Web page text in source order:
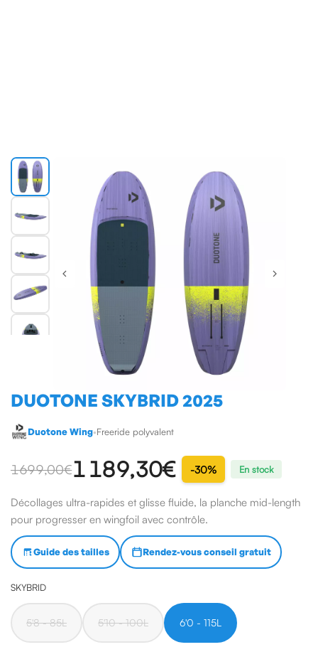
DUOTONE SKYBRID 2025
Duotone Wing•Freeride polyvalent
1699,00 €1 189,30 € -30% En stock
Décollages ultra-rapides et glisse fluide, la planche mid-length
pour progresser en wingfoil avec contrôle.
Guide des tailles Rendez-vous conseil gratuit
SKYBRID
5'8 - 85L 5'10 - 100L 6'0 - 115L